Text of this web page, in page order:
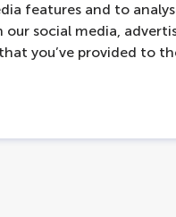
features and to
social media,
you’ve provided to
hello@lovers.nl